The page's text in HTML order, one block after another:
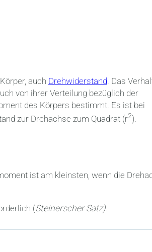
auch Drehwiderstand. Das
von ihrer Verteilung bezüglich der
des Körpers bestimmt. Es ist bei
zur Drehachse zum Quadrat (r2).
ist am kleinsten, wenn die
(Steinerscher Satz).